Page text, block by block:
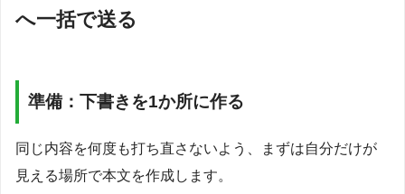
へ一括で送る
準備：下書きを1か所に作る
同じ内容を何度も打ち直さないよう、まずは自分だけが
見える場所で本文を作成します。